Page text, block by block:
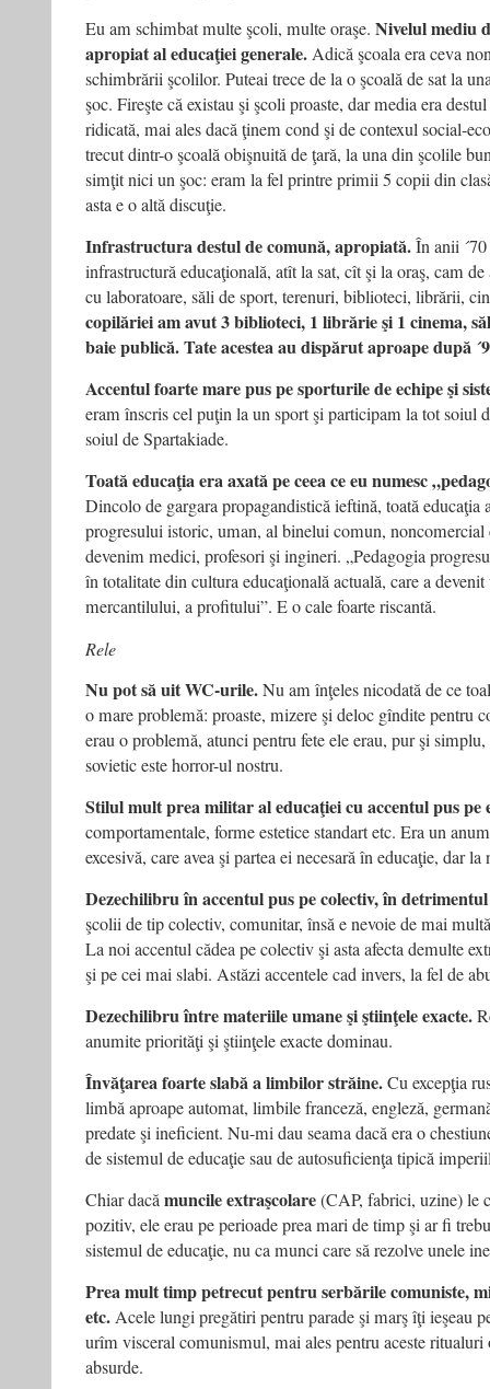
Eu am schimbat multe şcoli, multe oraşe. Nivelul mediu
apropiat al educaţiei generale.Adică şcoala era ceva
schimbrării şcolilor. Puteai trece de la o şcoală de sat la
şoc. Fireşte că existau şi şcoli proaste, dar media era
ridicată, mai ales dacă ţinem cond şi de contexul social-
trecut dintr-o şcoală obişnuită de ţară, la una din şcolile
simţit nici un şoc: eram la fel printre primii 5 copii din
asta e o altă discuţie.
Infrastructura destul de comună, apropiată.În anii
infrastructură educaţională, atît la sat, cît şi la oraş, cam
cu laboratoare, săli de sport, terenuri, biblioteci, librării,
copilăriei am avut 3 biblioteci, 1 librărie şi 1 cinema,
baie publică. Tate acestea au dispărut aproape după
Accentul foarte mare pus pe sporturile de echipe şi
eram înscris cel puţin la un sport şi participam la tot soiul
soiul de Spartakiade.
Toată educaţia era axată pe ceea ce eu numesc
Dincolo de gargara propagandistică ieftină, toată educaţia
progresului istoric, uman, al binelui comun,
devenim medici, profesori şi ingineri. „Pedagogia
în totalitate din cultura educaţională actuală, care a
mercantilului, a profitului”. E o cale foarte riscantă.
Rele
Nu pot să uit WC-urile.Nu am înţeles nicodată de ce
o mare problemă: proaste, mizere şi deloc gîndite pentru
erau o problemă, atunci pentru fete ele erau, pur şi
sovietic este horror-ul nostru.
Stilul mult prea militar al educaţiei cu accentul pus pe
comportamentale, forme estetice standart etc. Era un
excesivă, care avea şi partea ei necesară în educaţie, dar
Dezechilibru în accentul pus pe colectiv, în
şcolii de tip colectiv, comunitar, însă e nevoie de mai
La noi accentul cădea pe colectiv şi asta afecta demulte
şi pe cei mai slabi. Astăzi accentele cad invers, la fel de
Dezechilibru între materiile umane şi ştiinţele exacte.
anumite priorităţi şi ştiinţele exacte dominau.
Învăţarea foarte slabă a limbilor străine.Cu excepţia
limbă aproape automat, limbile franceză, engleză,
predate şi ineficient. Nu-mi dau seama dacă era o
de sistemul de educaţie sau de autosuficienţa tipică
Chiar dacămuncile extraşcolare(CAP, fabrici, uzine) le
pozitiv, ele erau pe perioade prea mari de timp şi ar fi
sistemul de educaţie, nu ca munci care să rezolve unele
Prea mult timp petrecut pentru serbările comuniste,
etc.Acele lungi pregătiri pentru parade şi marş îţi ieşeau
urîm visceral comunismul, mai ales pentru aceste ritualuri
absurde.